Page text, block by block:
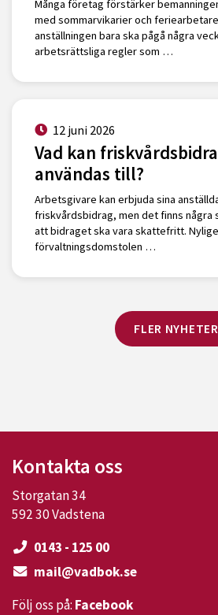
Många företag förstärker
med sommarvikarier och
anställningen bara ska pågå några
arbetsrättsliga regler som …
12 juni 2026
Vad kan
användas till?
Arbetsgivare kan erbjuda sina
friskvårdsbidrag, men det finns några
att bidraget ska vara skattefritt.
förvaltningsdomstolen …
FLER NYHETER
Kontakta oss
Storgatan 34
592 30 Vadstena
0143 - 125 00
mail@vadbok.se
Följ oss på: Facebook